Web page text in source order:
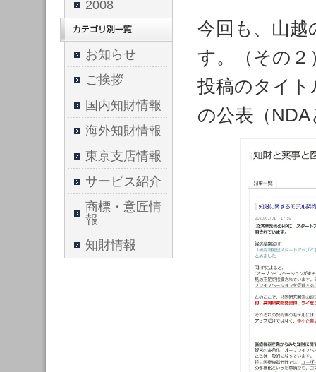
今回も、山
す。（その２
投稿のタイ
の公表（
2008
お知らせ
ご挨拶
国内知財情報
海外知財情報
東京支店情報
サービス紹介
商標・意匠情
報
知財情報